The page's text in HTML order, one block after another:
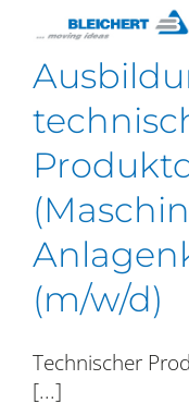
Inhalt
springen
WAS MACHT
ARBEITEN BEI
AUSBILDUNG /
(m/w/d)
Technischer
[...]